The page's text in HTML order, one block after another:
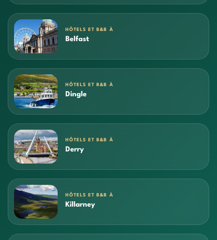
HÔTELS ET B&B À
Belfast
HÔTELS ET B&B À
Dingle
HÔTELS ET B&B À
Derry
HÔTELS ET B&B À
Killarney